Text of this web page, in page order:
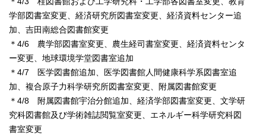
学部図書室変更、経済研究所図書室変更、経済資料センター追
加、吉田南総合図書館変更
＊4/6 農学部図書室変更、農生経司書室変更、経済資料センタ
ー変更、地球環境学堂図書室追加
＊4/7 医学図書館追加、医学図書館人間健康科学系図書室追
加、複合原子力科学研究所図書室変更、附属図書館変更
＊4/8 附属図書館宇治分館追加、経済学部図書室変更、文学研
究科図書館及び学術雑誌閲覧室変更、エネルギー科学研究科図
書室変更